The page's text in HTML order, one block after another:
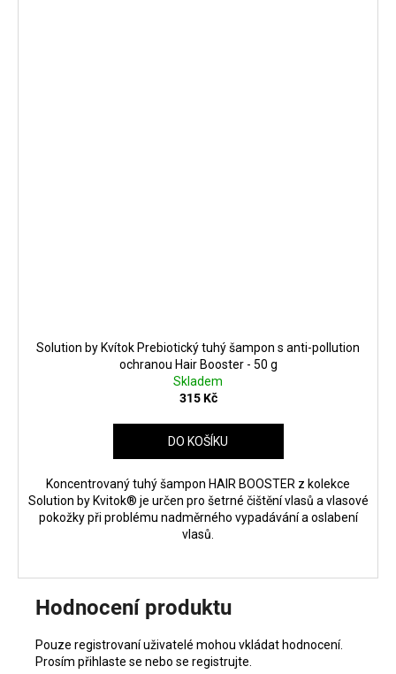
Solution by Kvítok Prebiotický tuhý šampon s anti-pollution
ochranou Hair Booster - 50 g
Skladem
315 Kč
DO KOŠÍKU
Koncentrovaný tuhý šampon HAIR BOOSTER z kolekce
Solution by Kvitok® je určen pro šetrné čištění vlasů a vlasové
pokožky při problému nadměrného vypadávání a oslabení
vlasů.
Hodnocení produktu
Pouze registrovaní uživatelé mohou vkládat hodnocení.
Prosím přihlaste se nebo se registrujte